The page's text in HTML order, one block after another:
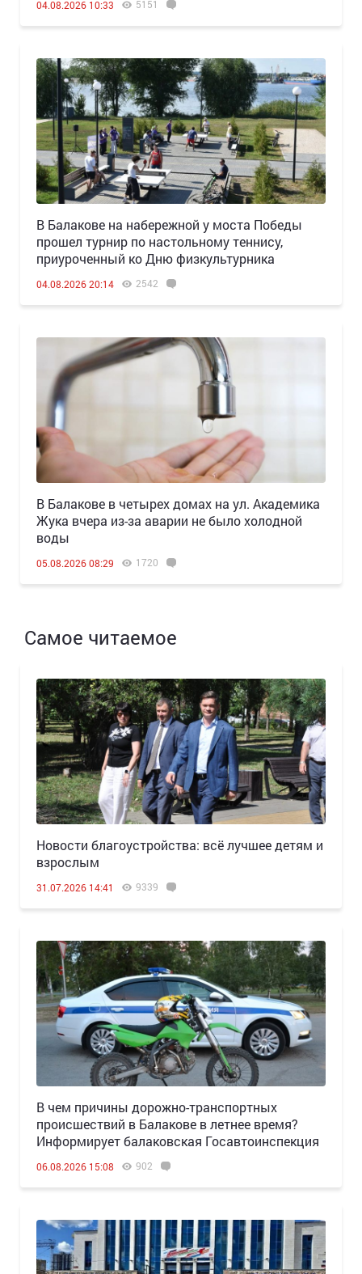
04.08.2026 10:33 5151
В Балакове на набережной у моста Победы
прошел турнир по настольному теннису,
приуроченный ко Дню физкультурника
04.08.2026 20:14 2542
В Балакове в четырех домах на ул. Академика
Жука вчера из-за аварии не было холодной
воды
05.08.2026 08:29 1720
Самое читаемое
Новости благоустройства: всё лучшее детям и
взрослым
31.07.2026 14:41 9339
В чем причины дорожно-транспортных
происшествий в Балакове в летнее время?
Информирует балаковская Госавтоинспекция
06.08.2026 15:08 902